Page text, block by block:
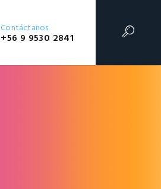
Contáctanos
+56 9 9530 2841